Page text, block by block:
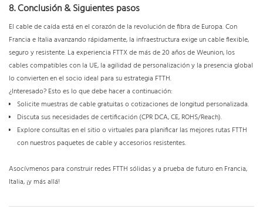
8. Conclusión & Siguientes pasos
El cable de caída está en el corazón de la revolución de fibra de Europa. Con
Francia e Italia avanzando rápidamente, la infraestructura exige un cable flexible,
seguro y resistente. La experiencia FTTX de más de 20 años de Weunion, los
cables compatibles con la UE, la agilidad de personalización y la presencia global
lo convierten en el socio ideal para su estrategia FTTH.
¿Interesado? Esto es lo que debe hacer a continuación:
Solicite muestras de cable gratuitas o cotizaciones de longitud personalizada.
Discuta sus necesidades de certificación (CPR DCA, CE, ROHS/Reach).
Explore consultas en el sitio o virtuales para planificar las mejores rutas FTTH
con nuestros paquetes de cable y accesorios resistentes.
Asocívmenos para construir redes FTTH sólidas y a prueba de futuro en Francia,
Italia, ¡y más allá!